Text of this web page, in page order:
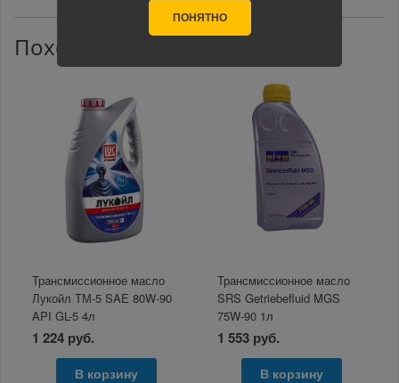
Похожие товары
Трансмиссионное масло
Лукойл ТМ-5 SAE 80W-90
API GL-5 4л
1 224 руб.
В корзину
Трансмиссионное масло
SRS Getriebefluid MGS
75W-90 1л
1 553 руб.
В корзину
ПОНЯТНО